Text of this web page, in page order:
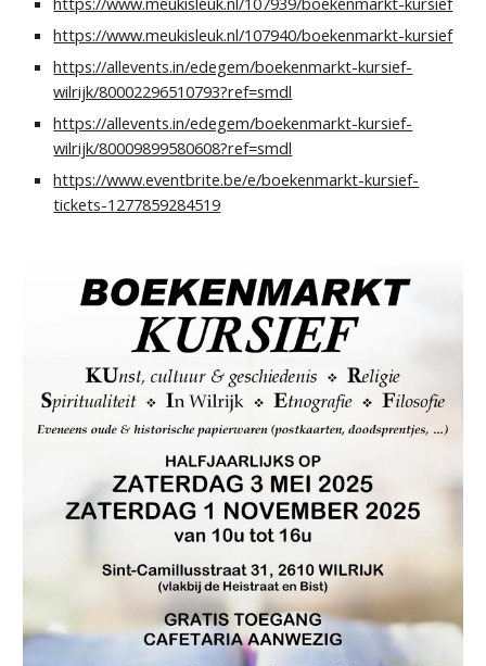
https://www.meukisleuk.nl/107940/boekenmarkt-kursief
https://allevents.in/edegem/boekenmarkt-kursief-
wilrijk/80002296510793?ref=smdl
https://allevents.in/edegem/boekenmarkt-kursief-
wilrijk/80009899580608?ref=smdl
https://www.eventbrite.be/e/boekenmarkt-kursief-
tickets-1277859284519